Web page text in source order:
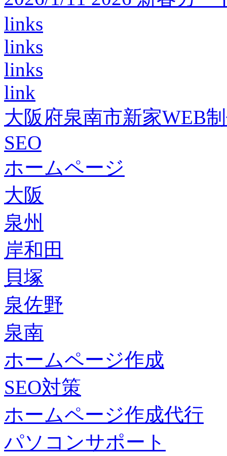
links
links
links
link
大阪府泉南市新家WEB
SEO
ホームページ
大阪
泉州
岸和田
貝塚
泉佐野
泉南
ホームページ作成
SEO対策
ホームページ作成代行
パソコンサポート